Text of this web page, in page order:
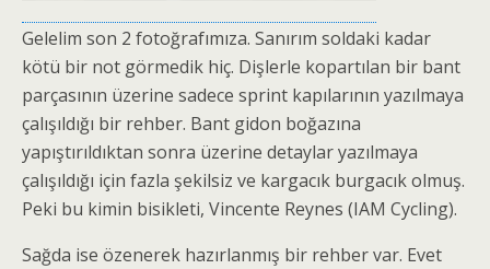
Gelelim son 2 fotoğrafımıza. Sanırım soldaki kadar
kötü bir not görmedik hiç. Dişlerle kopartılan bir bant
parçasının üzerine sadece sprint kapılarının yazılmaya
çalışıldığı bir rehber. Bant gidon boğazına
yapıştırıldıktan sonra üzerine detaylar yazılmaya
çalışıldığı için fazla şekilsiz ve kargacık burgacık olmuş.
Peki bu kimin bisikleti, Vincente Reynes (IAM Cycling).
Sağda ise özenerek hazırlanmış bir rehber var. Evet